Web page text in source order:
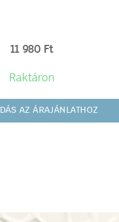
11 980 Ft
Raktáron
AZ ÁRAJÁNLATHOZ